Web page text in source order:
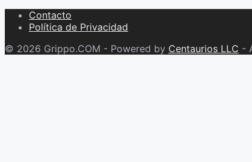
Contacto
Política de Privacidad
© 2026 Grippo.COM - Powered by Centaurios LLC -